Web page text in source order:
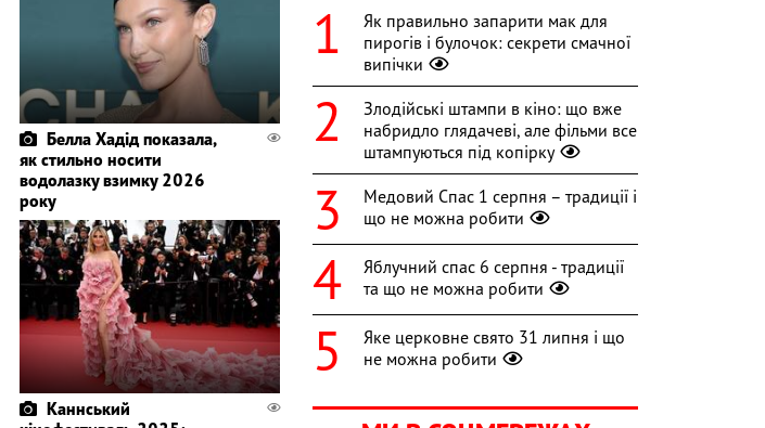
Белла Хадід показала,
як стильно носити
водолазку взимку 2026
року
Каннський
Як правильно запарити мак для
пирогів і булочок: секрети смачної
випічки
Злодійські штампи в кіно: що вже
набридло глядачеві, але фільми все
штампуються під копірку
Медовий Спас 1 серпня – традиції і
що не можна робити
Яблучний спас 6 серпня - традиції
та що не можна робити
Яке церковне свято 31 липня і що
не можна робити